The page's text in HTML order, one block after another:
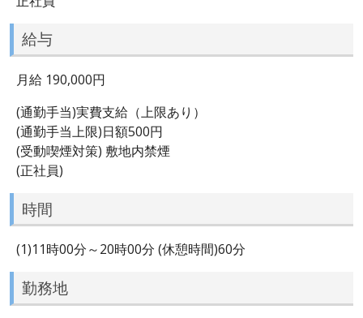
給与
月給 190,000円
(通勤手当)実費支給（上限あり）
(通勤手当上限)日額500円
(受動喫煙対策) 敷地内禁煙
(正社員)
時間
(1)11時00分～20時00分 (休憩時間)60分
勤務地